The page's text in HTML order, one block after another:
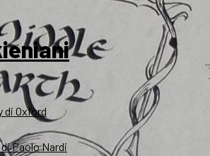
di Oxford
Paolo Nardi